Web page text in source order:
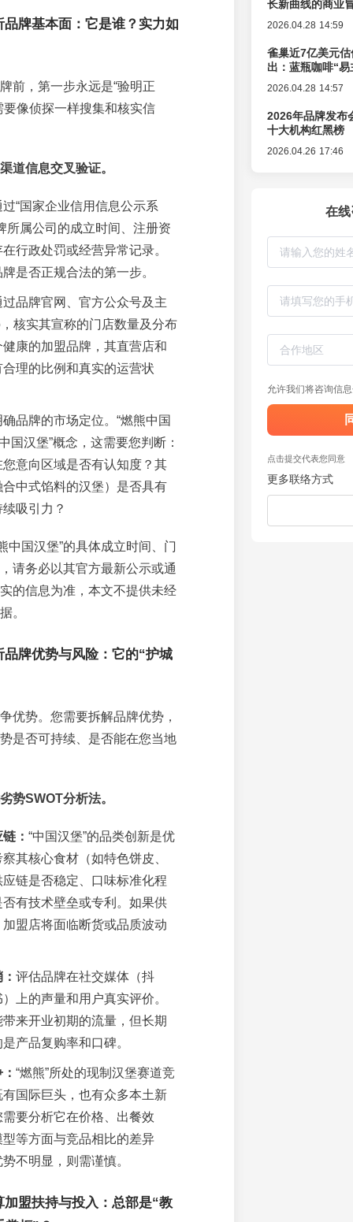
牌基本面：它是谁？实力如
前，第一步永远是“验明正
要像侦探一样搜集和核实信
道信息交叉验证。
过“国家企业信用信息公示系
所属公司的成立时间、注册资
行政处罚或经营异常记录。
是否正规合法的第一步。
过品牌官网、官方公众号及主
核实其宣称的门店数量及分布
康的加盟品牌，其直营店和
理的比例和真实的运营状
确品牌的市场定位。“燃熊中国
国汉堡”概念，这需要您判断：
意向区域是否有认知度？其
中式馅料的汉堡）是否具有
吸引力？
中国汉堡”的具体成立时间、门
请务必以其官方最新公示或通
的信息为准，本文不提供未经
。
品牌优势与风险：它的“护城
优势。您需要拆解品牌优势，
是否可持续、是否能在您当地
势SWOT分析法。
： “中国汉堡”的品类创新是优
其核心食材（如特色饼皮、
链是否稳定、口味标准化程
有技术壁垒或专利。如果供
盟店将面临断货或品质波动
评估品牌在社交媒体（抖
上的声量和用户真实评价。
来开业初期的流量，但长期
产品复购率和口碑。
“燃熊”所处的现制汉堡赛道竞
国际巨头，也有众多本土新
要分析它在价格、出餐效
等方面与竞品相比的差异
不明显，则需谨慎。
加盟扶持与投入：总部是“教
长新曲线的商业
2026.04.28 14:59
雀巢近7亿美元
出：蓝瓶咖啡“
2026.04.28 14:57
2026年品牌发布
十大机构红黑榜
2026.04.26 17:46
在
允许我们将咨询信
点击提交代表您同意
更多联络方式